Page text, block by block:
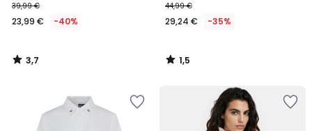
39,99 €
23,99 € -40%
3,7
/
44,99 €
29,24 € -35%
1,5
/